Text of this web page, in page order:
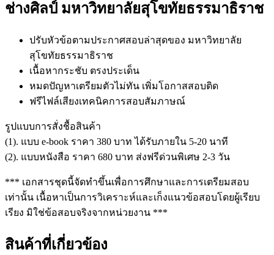
ช่างศิลป์ มหาวิทยาลัยสุโขทัยธรรมาธิราช
ปรับหัวข้อตามประกาศสอบล่าสุดของ มหาวิทยาลัย
สุโขทัยธรรมาธิราช
เนื้อหากระชับ ตรงประเด็น
หมดปัญหาเตรียมตัวไม่ทัน เพิ่มโอกาสสอบติด
ฟรีไฟล์เสียงเทคนิคการสอบสัมภาษณ์
รูปแบบการสั่งชื้อสินค้า
(1). แบบ e-book ราคา 380 บาท ได้รับภายใน 5-20 นาที
(2). แบบหนังสือ ราคา 680 บาท ส่งฟรีด่วนพิเศษ 2-3 วัน
*** เอกสารชุดนี้จัดทำขึ้นเพื่อการศึกษาและการเตรียมสอบ
เท่านั้น เนื้อหาเป็นการวิเคราะห์และเก็งแนวข้อสอบโดยผู้เรียบ
เรียง มิใช่ข้อสอบจริงจากหน่วยงาน ***
สินค้าที่เกี่ยวข้อง